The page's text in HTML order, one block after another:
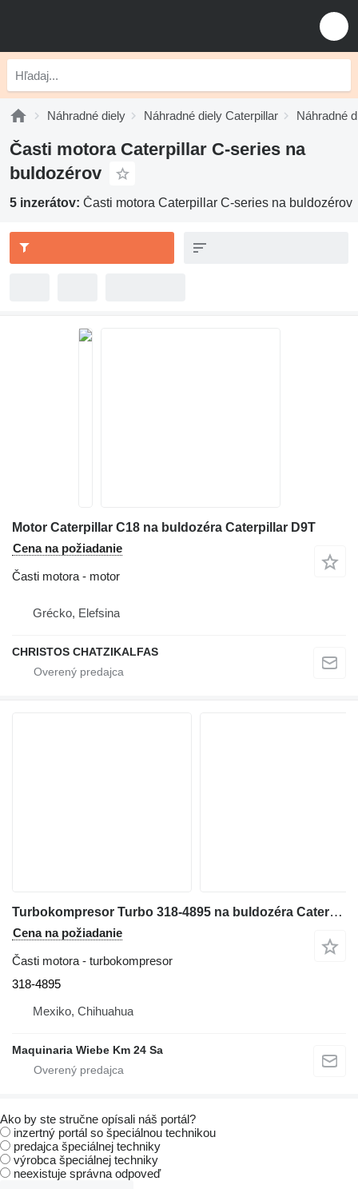
Náhradné diely Náhradné diely Caterpillar Náhradné
Časti motora Caterpillar C-series na
buldozérov
5 inzerátov: Časti motora Caterpillar C-series na buldozérov
Motor Caterpillar C18 na buldozéra Caterpillar D9T
Cena na požiadanie
Časti motora - motor
Grécko, Elefsina
CHRISTOS CHATZIKALFAS
Turbokompresor Turbo 318-4895 na buldozéra Caterpillar C9
Cena na požiadanie
Časti motora - turbokompresor
318-4895
Mexiko, Chihuahua
Maquinaria Wiebe Km 24 Sa
Ako by ste stručne opísali náš portál?
inzertný portál so špeciálnou technikou
predajca špeciálnej techniky
výrobca špeciálnej techniky
neexistuje správna odpoveď